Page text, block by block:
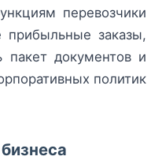
перевозчики
прибыльные заказы,
пакет документов и
политик